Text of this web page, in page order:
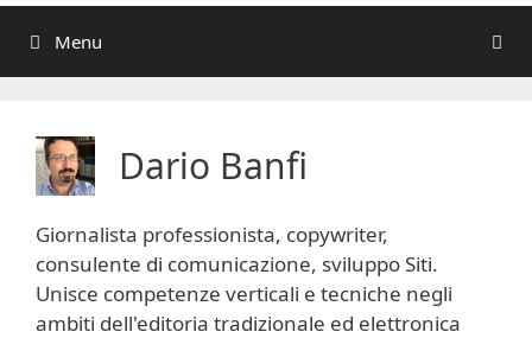
Menu
Dario Banfi
Giornalista professionista, copywriter,
consulente di comunicazione, sviluppo Siti.
Unisce competenze verticali e tecniche negli
ambiti dell'editoria tradizionale ed elettronica